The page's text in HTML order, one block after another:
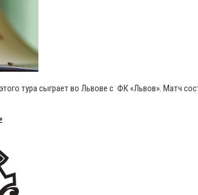
тура сыграет во Львове с ФК «Львов». Матч